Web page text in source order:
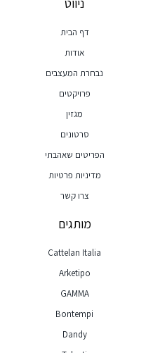
דף הבית
אודות
נבחרת המעצבים
פרויקטים
מגזין
סרטונים
הפריטים שאהבתי
מדיניות פרטיות
צרו קשר
מותגים
Cattelan Italia
Arketipo
GAMMA
Bontempi
Dandy